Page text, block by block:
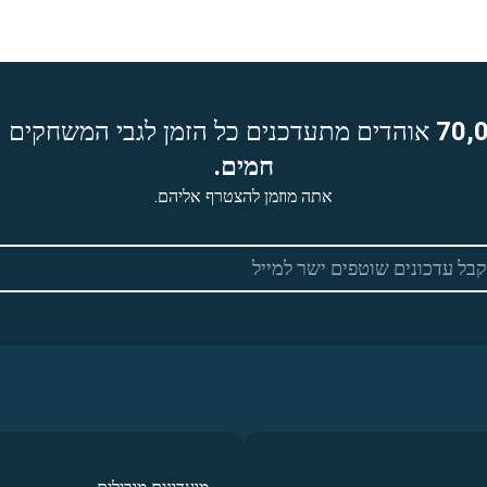
אוהדים מתעדכנים כל הזמן לגבי המשחקים
חמים.
אתה מוזמן להצטרף אליהם.